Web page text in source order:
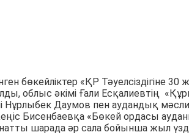
бөкейліктер «ҚР Тәуелсіздігіне
облыс әкімі Ғали Есқалиевтің
Нұрлыбек Даумов пен аудандық
Бисенбаевқа «Бөкей ордасы
шарада әр сала бойынша жыл